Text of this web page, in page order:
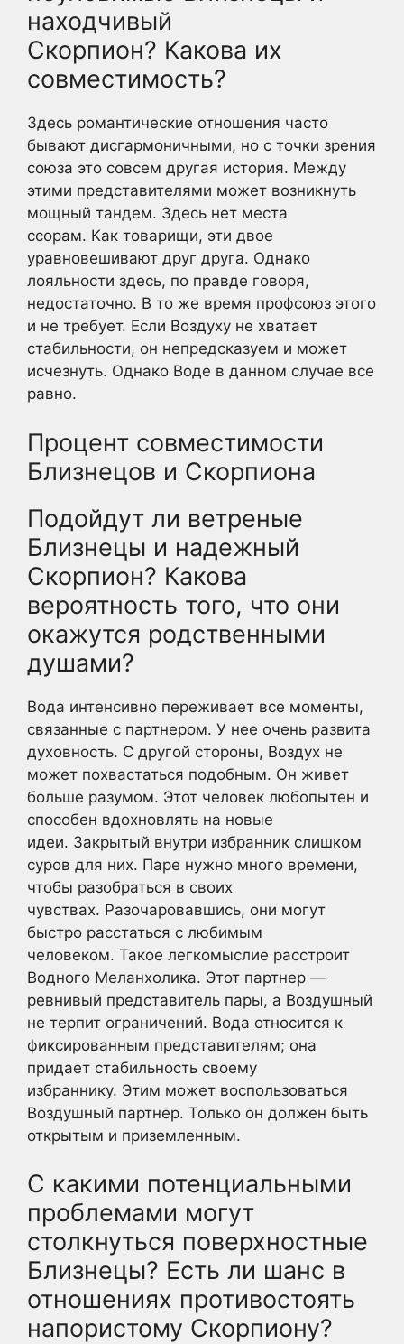
находчивый
Скорпион? Какова их
совместимость?
Здесь романтические отношения часто
бывают дисгармоничными, но с точки зрения
союза это совсем другая история. Между
этими представителями может возникнуть
мощный тандем. Здесь нет места
ссорам. Как товарищи, эти двое
уравновешивают друг друга. Однако
лояльности здесь, по правде говоря,
недостаточно. В то же время профсоюз этого
и не требует. Если Воздуху не хватает
стабильности, он непредсказуем и может
исчезнуть. Однако Воде в данном случае все
равно.
Процент совместимости
Близнецов и Скорпиона
Подойдут ли ветреные
Близнецы и надежный
Скорпион? Какова
вероятность того, что они
окажутся родственными
душами?
Вода интенсивно переживает все моменты,
связанные с партнером. У нее очень развита
духовность. С другой стороны, Воздух не
может похвастаться подобным. Он живет
больше разумом. Этот человек любопытен и
способен вдохновлять на новые
идеи. Закрытый внутри избранник слишком
суров для них. Паре нужно много времени,
чтобы разобраться в своих
чувствах. Разочаровавшись, они могут
быстро расстаться с любимым
человеком. Такое легкомыслие расстроит
Водного Меланхолика. Этот партнер —
ревнивый представитель пары, а Воздушный
не терпит ограничений. Вода относится к
фиксированным представителям; она
придает стабильность своему
избраннику. Этим может воспользоваться
Воздушный партнер. Только он должен быть
открытым и приземленным.
С какими потенциальными
проблемами могут
столкнуться поверхностные
Близнецы? Есть ли шанс в
отношениях противостоять
напористому Скорпиону?